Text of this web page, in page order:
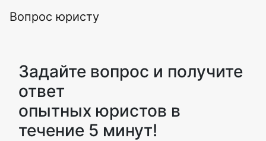
Вопрос юристу
Задайте вопрос и получите
ответ
опытных юристов в
течение 5 минут!